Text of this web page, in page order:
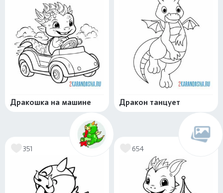
Дракошка на машине Дракон танцует
351 654